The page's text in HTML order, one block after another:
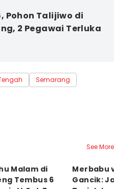
Pohon Talijiwo di
2 Pegawai Terluka
Semarang
See More
Malam di
Tembus 6
Merbabu
Gancik: